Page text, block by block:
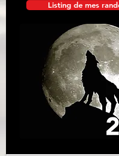
Listing de mes